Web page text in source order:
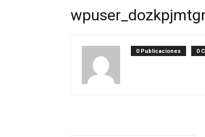
0 Publicaciones 0